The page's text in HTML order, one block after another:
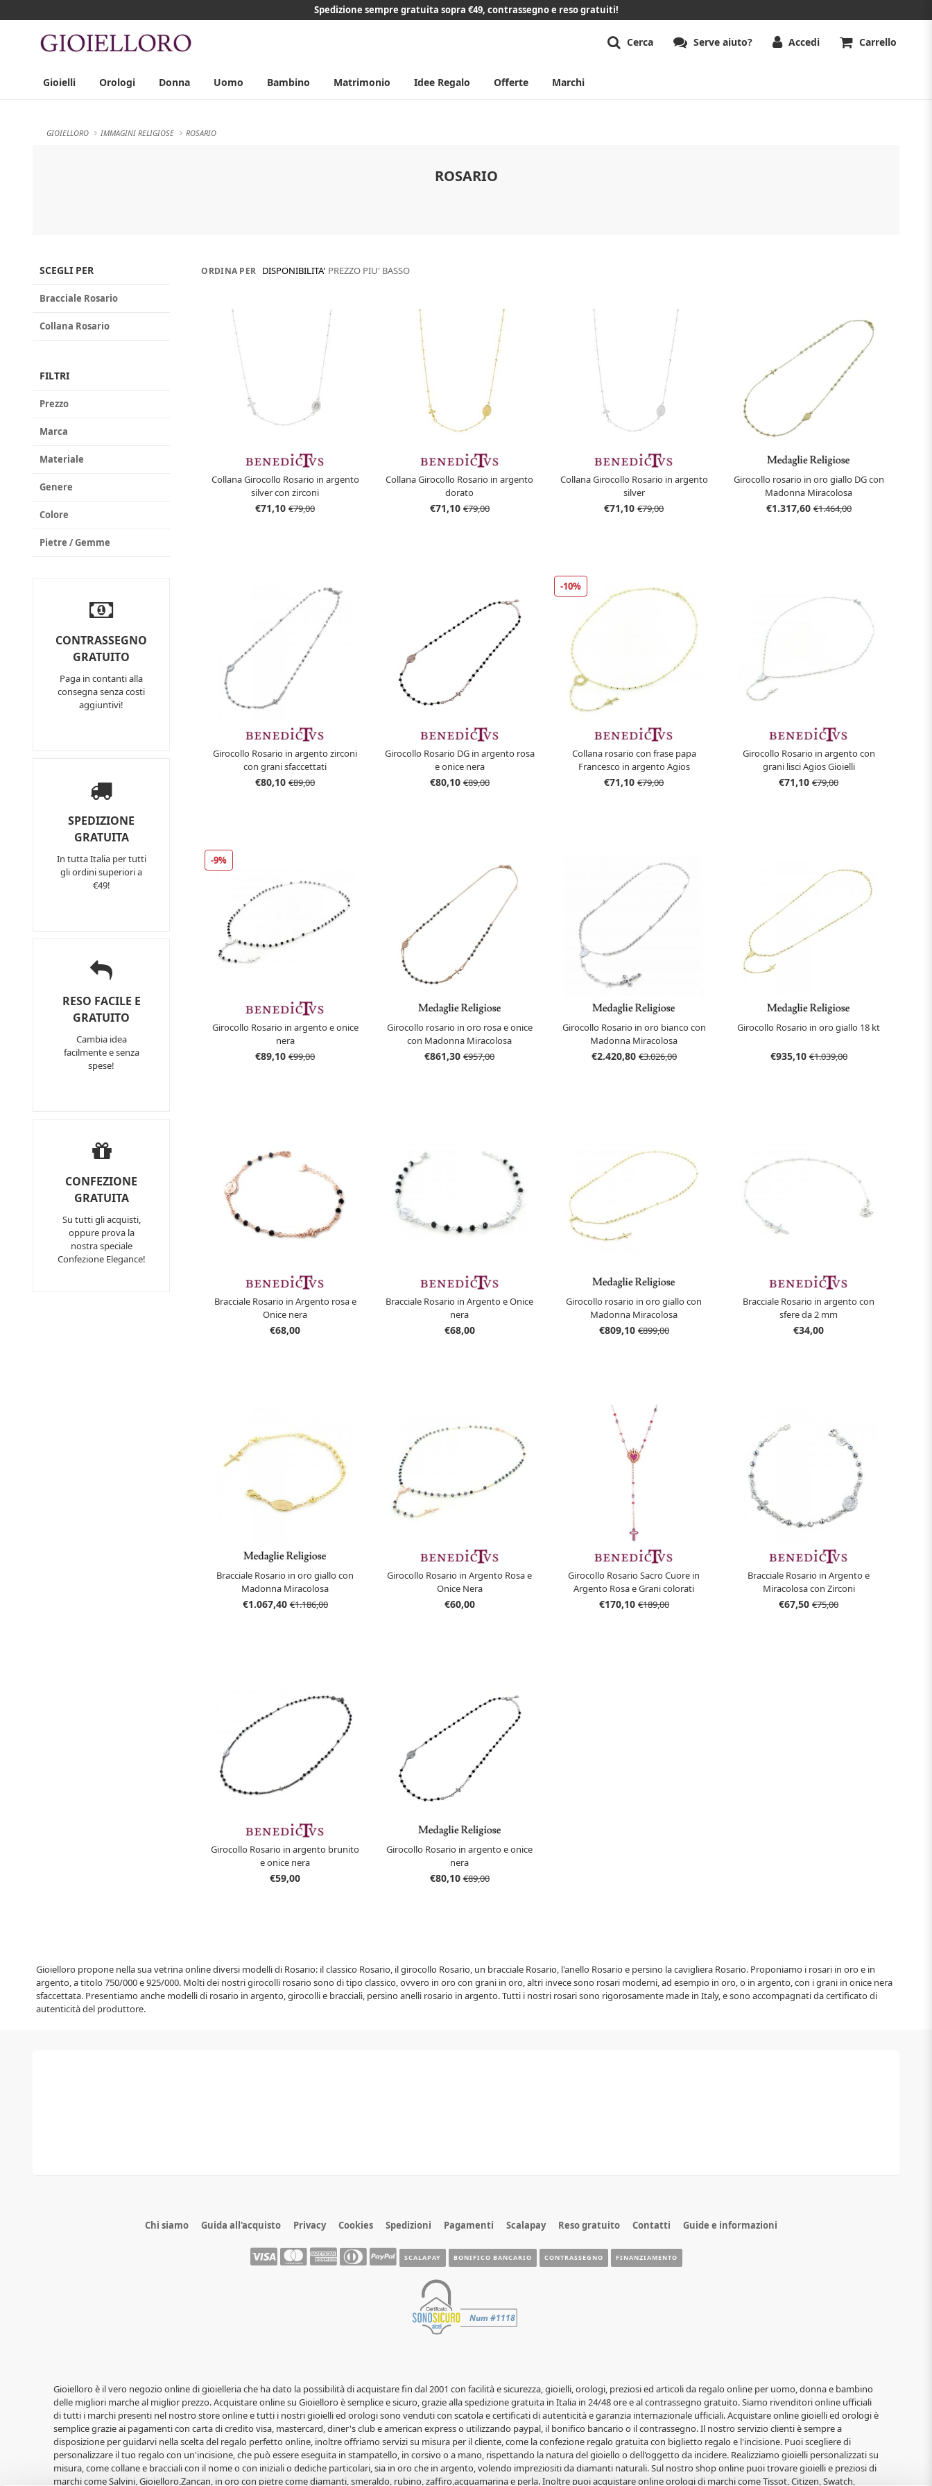
Spedizione sempre gratuita sopra €49, contrassegno e reso gratuiti!
Cerca Serve aiuto? Accedi Carrello
Gioielli Orologi Donna Uomo Bambino Matrimonio Idee Regalo Offerte Marchi
GIOIELLORO IMMAGINI RELIGIOSE ROSARIO
ROSARIO
SCEGLI PER
Bracciale Rosario
Collana Rosario
FILTRI
Prezzo
Marca
Materiale
Genere
Colore
Pietre / Gemme
CONTRASSEGNO
GRATUITO
Paga in contanti alla
consegna senza costi
aggiuntivi!
SPEDIZIONE
GRATUITA
In tutta Italia per tutti
gli ordini superiori a
€49!
RESO FACILE E
GRATUITO
Cambia idea
facilmente e senza
spese!
CONFEZIONE
GRATUITA
Su tutti gli acquisti,
oppure prova la
nostra speciale
Confezione Elegance!
ORDINA PER DISPONIBILITA' PREZZO PIU' BASSO
Collana Girocollo Rosario in argento
silver con zirconi
€71,10€79,00
Collana Girocollo Rosario in argento
dorato
€71,10€79,00
Collana Girocollo Rosario in argento
silver
€71,10€79,00
Girocollo rosario in oro giallo DG con
Madonna Miracolosa
€1.317,60€1.464,00
Girocollo Rosario in argento zirconi
con grani sfaccettati
€80,10€89,00
Girocollo Rosario DG in argento rosa
e onice nera
€80,10€89,00
-10%
Collana rosario con frase papa
Francesco in argento Agios
€71,10€79,00
Girocollo Rosario in argento con
grani lisci Agios Gioielli
€71,10€79,00
-9%
Girocollo Rosario in argento e onice
nera
€89,10€99,00
Girocollo rosario in oro rosa e onice
con Madonna Miracolosa
€861,30€957,00
Girocollo Rosario in oro bianco con
Madonna Miracolosa
€2.420,80 €3.026,00
Girocollo Rosario in oro giallo 18 kt
€935,10€1.039,00
Bracciale Rosario in Argento rosa e
Onice nera
€68,00
Bracciale Rosario in Argento e Onice
nera
€68,00
Girocollo rosario in oro giallo con
Madonna Miracolosa
€809,10 €899,00
Bracciale Rosario in argento con
sfere da 2 mm
€34,00
Bracciale Rosario in oro giallo con
Madonna Miracolosa
€1.067,40€1.186,00
Girocollo Rosario in Argento Rosa e
Onice Nera
€60,00
Girocollo Rosario Sacro Cuore in
Argento Rosa e Grani colorati
€170,10 €189,00
Bracciale Rosario in Argento e
Miracolosa con Zirconi
€67,50€75,00
Girocollo Rosario in argento brunito
e onice nera
€59,00
Girocollo Rosario in argento e onice
nera
€80,10€89,00
Gioielloro propone nella sua vetrina online diversi modelli di Rosario: il classico Rosario, il girocollo Rosario, un bracciale Rosario, l'anello Rosario e persino la cavigliera Rosario. Proponiamo i rosari in oro e in
argento, a titolo 750/000 e 925/000. Molti dei nostri girocolli rosario sono di tipo classico, ovvero in oro con grani in oro, altri invece sono rosari moderni, ad esempio in oro, o in argento, con i grani in onice nera
sfaccettata. Presentiamo anche modelli di rosario in argento, girocolli e bracciali, persino anelli rosario in argento. Tutti i nostri rosari sono rigorosamente made in Italy, e sono accompagnati da certificato di
autenticità del produttore.
Chi siamo Guida all'acquisto Privacy Cookies Spedizioni Pagamenti Scalapay Reso gratuito Contatti Guide e informazioni
SCALAPAY BONIFICO BANCARIO CONTRASSEGNO FINANZIAMENTO
Gioielloro è il vero negozio online di gioielleria che ha dato la possibilità di acquistare fin dal 2001 con facilità e sicurezza, gioielli, orologi, preziosi ed articoli da regalo online per uomo, donna e bambino
delle migliori marche al miglior prezzo. Acquistare online su Gioielloro è semplice e sicuro, grazie alla spedizione gratuita in Italia in 24/48 ore e al contrassegno gratuito. Siamo rivenditori online ufficiali
di tutti i marchi presenti nel nostro store online e tutti i nostri gioielli ed orologi sono venduti con scatola e certificati di autenticità e garanzia internazionale ufficiali. Acquistare online gioielli ed orologi è
semplice grazie ai pagamenti con carta di credito visa, mastercard, diner's club e american express o utilizzando paypal, il bonifico bancario o il contrassegno. Il nostro servizio clienti è sempre a
disposizione per guidarvi nella scelta del regalo perfetto online, inoltre offriamo servizi su misura per il cliente, come la confezione regalo gratuita con biglietto regalo e l'incisione. Puoi scegliere di
personalizzare il tuo regalo con un'incisione, che può essere eseguita in stampatello, in corsivo o a mano, rispettando la natura del gioiello o dell'oggetto da incidere. Realizziamo gioielli personalizzati su
misura, come collane e bracciali con il nome o con iniziali o dediche particolari, sia in oro che in argento, volendo impreziositi da diamanti naturali. Sul nostro shop online puoi trovare gioielli e preziosi di
marchi come Salvini, Gioielloro,Zancan, in oro con pietre come diamanti, smeraldo, rubino, zaffiro,acquamarina e perla. Inoltre puoi acquistare online orologi di marchi come Tissot, Citizen, Swatch,